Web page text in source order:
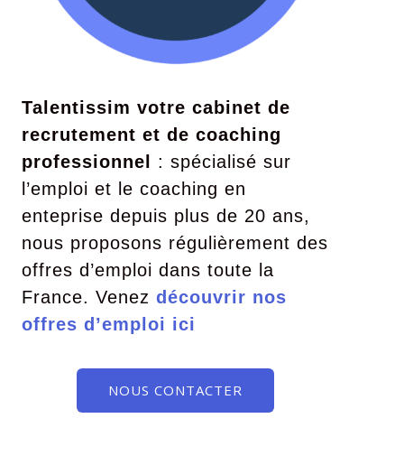
Talentissim votre cabinet de
recrutement et de coaching
professionnel
: spécialisé sur
l’emploi et le coaching en
enteprise depuis plus de 20 ans,
nous proposons régulièrement des
offres d’emploi dans toute la
France. Venez découvrir nos
offres d’emploi ici
NOUS CONTACTER